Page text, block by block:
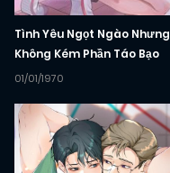
Tình Yêu Ngọt Ngào Nhưng
Không Kém Phần Táo Bạo
01/01/1970